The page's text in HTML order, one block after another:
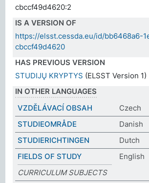
cbccf49d4620:2
IS A VERSION OF
https://elsst.cessda.eu/id/bb6468a6-
cbccf49d4620
HAS PREVIOUS VERSION
STUDIJŲ KRYPTYS (ELSST Version 1)
IN OTHER LANGUAGES
VZDĚLÁVACÍ OBSAH
Czech
STUDIEOMRÅDE
Danish
STUDIERICHTINGEN
Dutch
FIELDS OF STUDY
English
CURRICULUM SUBJECTS